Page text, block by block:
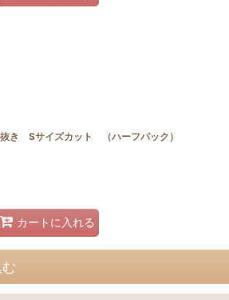
き Sサイズカット （ハーフパック）
カートに入れる